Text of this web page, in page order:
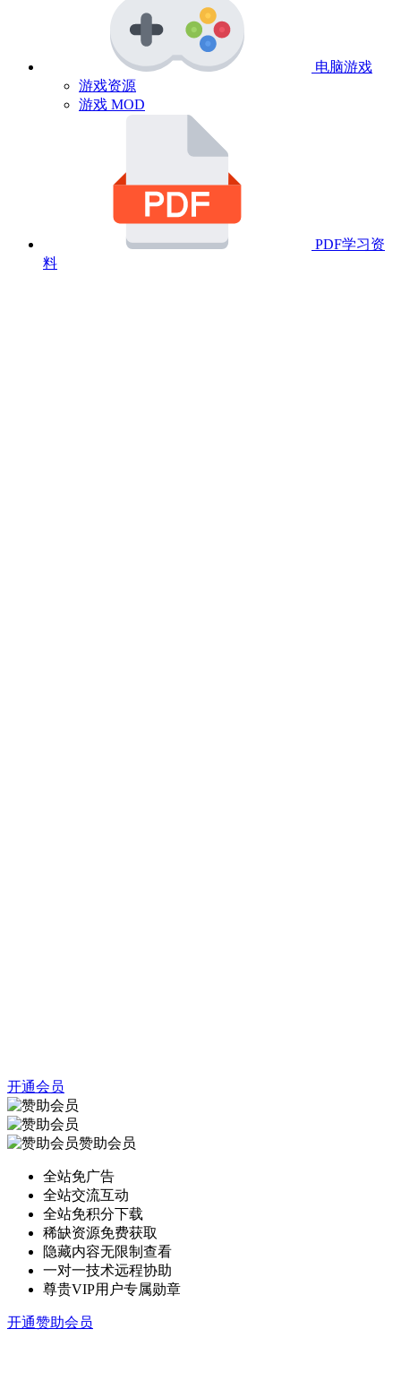
电脑游戏
游戏资源
游戏 MOD
PDF学习资
料
开通会员
赞助会员
全站免广告
全站交流互动
全站免积分下载
稀缺资源免费获取
隐藏内容无限制查看
一对一技术远程协助
尊贵VIP用户专属勋章
开通赞助会员